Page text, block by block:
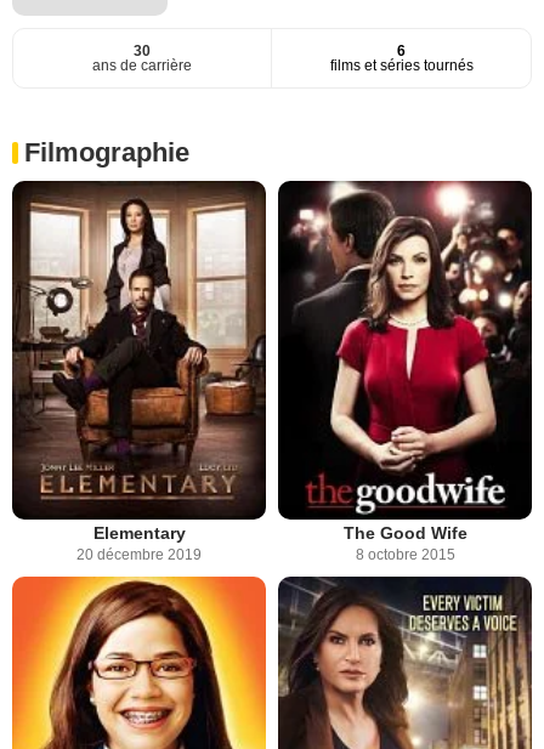
30
ans de carrière
6
films et séries tournés
Filmographie
Elementary
20 décembre 2019
The Good Wife
8 octobre 2015